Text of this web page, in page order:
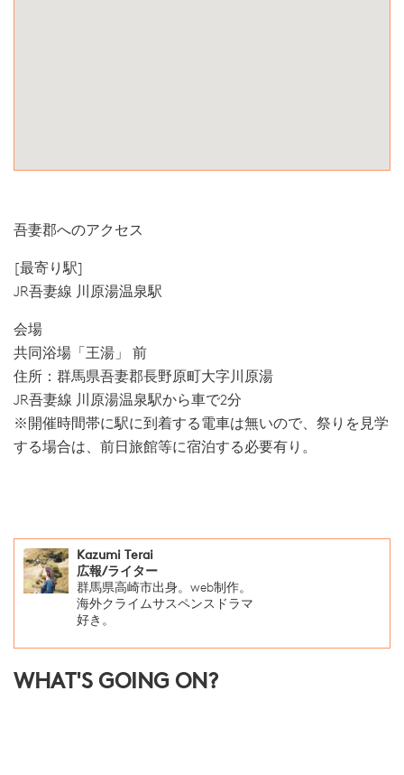
吾妻郡へのアクセス
[最寄り駅]
JR吾妻線 川原湯温泉駅
会場
共同浴場「王湯」 前
住所：群馬県吾妻郡長野原町大字川原湯
JR吾妻線 川原湯温泉駅から車で2分
※開催時間帯に駅に到着する電車は無いので、祭りを見学
する場合は、前日旅館等に宿泊する必要有り。
Kazumi Terai
広報/ライター
群馬県高崎市出身。web制作。
海外クライムサスペンスドラマ
好き。
WHAT'S GOING ON?